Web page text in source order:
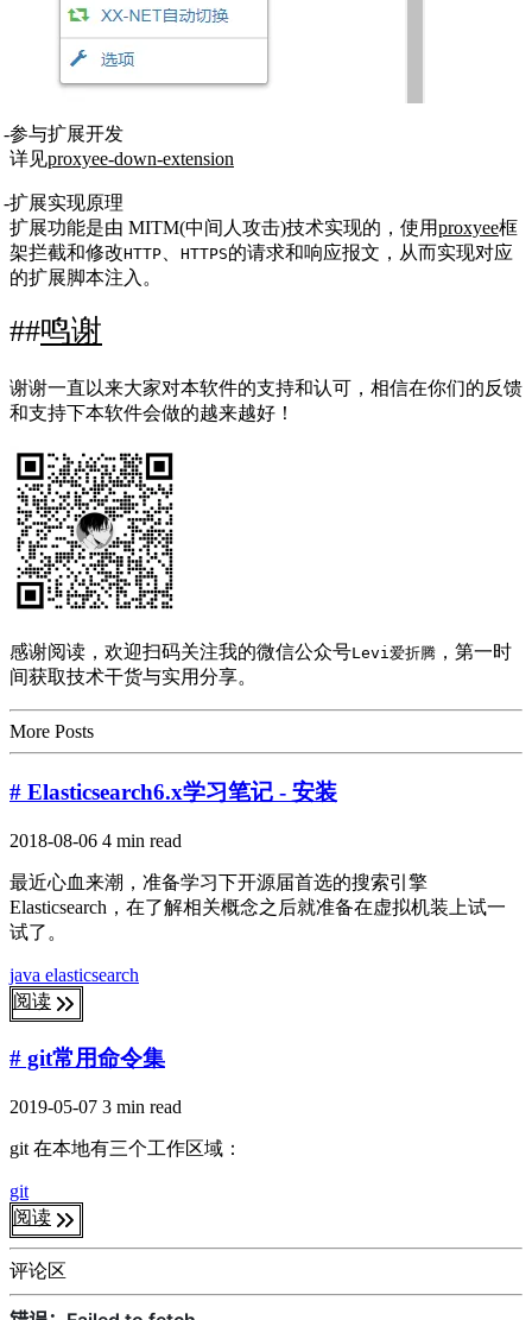
参与扩展开发
详见proxyee-down-extension
扩展实现原理
扩展功能是由 MITM(中间人攻击)技术实现的，使用proxyee框
架拦截和修改HTTP HTTPS的请求和响应报文，从而实现对应
的扩展脚本注入。
鸣谢
谢谢一直以来大家对本软件的支持和认可，相信在你们的反馈
和支持下本软件会做的越来越好！
感谢阅读，欢迎扫码关注我的微信公众号Levi爱折腾 ，第一时
间获取技术干货与实用分享。
More Posts
# Elasticsearch6.x学习笔记 - 安装
2018-08-06 4 min read
最近心血来潮，准备学习下开源届首选的搜索引擎
Elasticsearch，在了解相关概念之后就准备在虚拟机装上试一
试了。
java elasticsearch
阅读
# git常用命令集
2019-05-07 3 min read
git 在本地有三个工作区域：
git
阅读
评论区